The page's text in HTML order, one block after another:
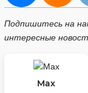
Подпишитесь на
интересные
Max